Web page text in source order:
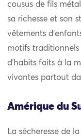
cousus de fils
sa richesse et son
vêtements
motifs traditionnels
d’habits faits à la
vivantes partout
Amérique du
La sécheresse de